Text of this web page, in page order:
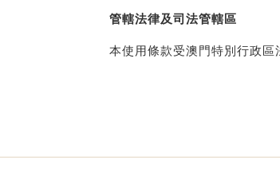
管轄法律及司法管轄區
本使用條款受澳門特別行政區